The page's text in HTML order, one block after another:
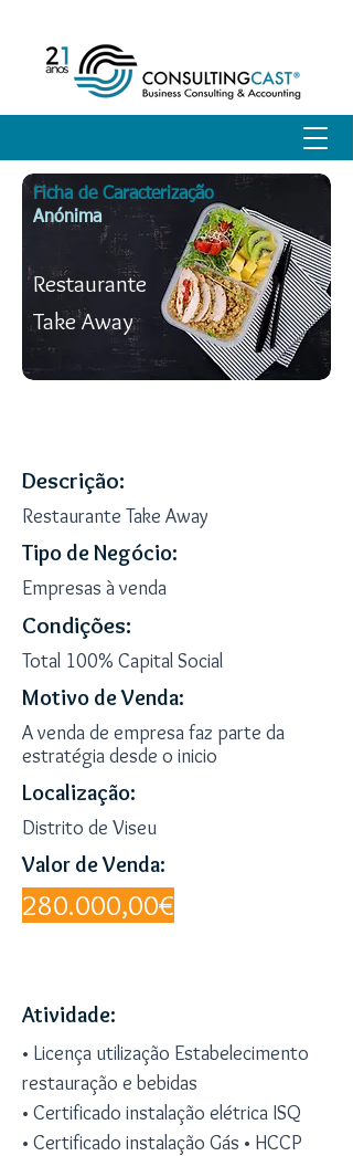
Restaurante
Take Away
Ficha de Caracterização
Anónima
Descrição:
Restaurante Take Away
Tipo de Negócio:
Empresas à venda
Condições:
Total 100% Capital Social
Motivo de Venda:
A venda de empresa faz parte da
estratégia desde o inicio
Localização:
Distrito de Viseu
Valor de Venda:
280.000,00€
Atividade:
• Licença utilização Estabelecimento
restauração e bebidas
• Certificado instalação elétrica ISQ
• Certificado instalação Gás • HCCP